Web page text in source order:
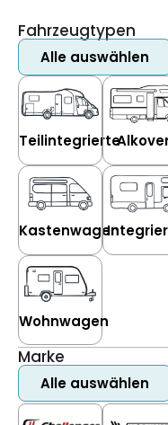
Fahrzeugtypen
Alle auswählen
Teilintegrierte
Kastenwagen
Wohnwagen
Marke
Alle auswählen